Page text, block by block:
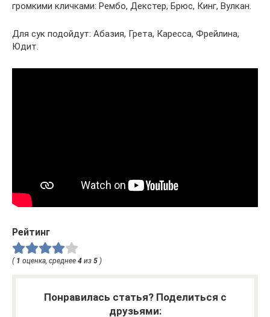
громкими кличками: Рембо, Декстер, Брюс, Кинг, Вулкан.
Для сук подойдут: Абазия, Грета, Каресса, Фрейлина,
Юдит.
Рейтинг
( 1 оценка, среднее 4 из 5 )
Понравилась статья? Поделиться с
друзьями: